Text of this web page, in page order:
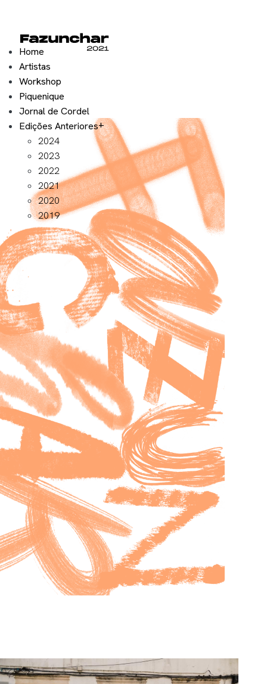
Home
Artistas
Workshop
Piquenique
Jornal de Cordel
Edições Anteriores
2024
2023
2022
2021
2020
2019
Exposição 2021